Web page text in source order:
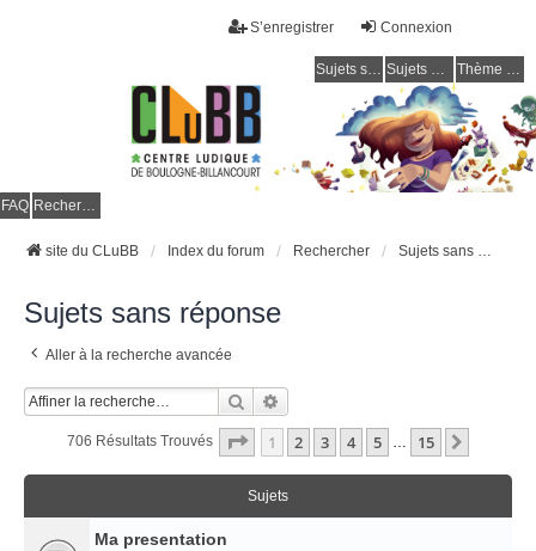
Connexion
S’enregistrer
Sujets sans réponse Sujets actifs Thème clair / foncé
FAQ Rechercher
site du CLuBB Index du forum Rechercher Sujets sans réponse
Sujets sans réponse
Aller à la recherche avancée
Rechercher
706 Résultats Trouvés Page 1Sur
1 2 3 4 5 … 15
Sujets
Ma presentation